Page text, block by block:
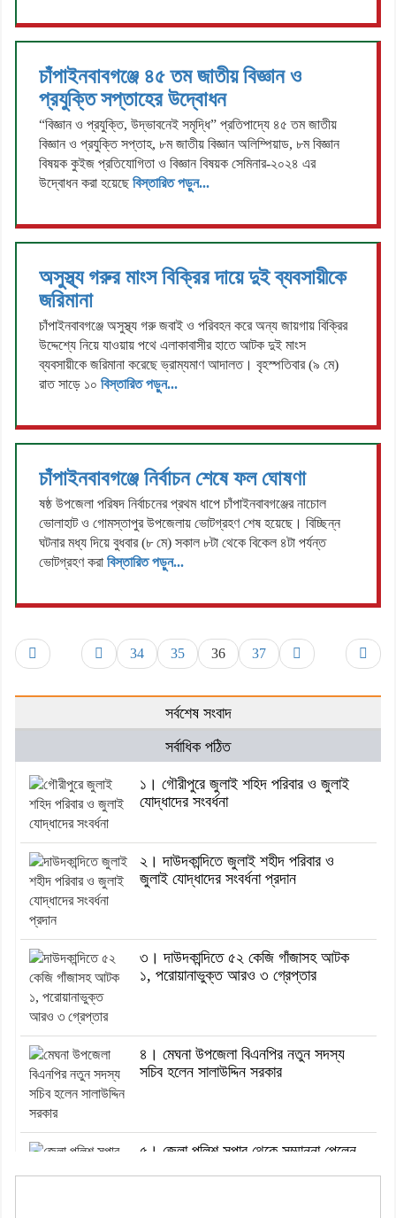
চাঁপাইনবাবগঞ্জে ৪৫ তম জাতীয় বিজ্ঞান ও
প্রযুক্তি সপ্তাহের উদ্বোধন
“বিজ্ঞান ও প্রযুক্তি, উদ্ভাবনেই সমৃদ্ধি” প্রতিপাদ্যে ৪৫ তম জাতীয়
বিজ্ঞান ও প্রযুক্তি সপ্তাহ, ৮ম জাতীয় বিজ্ঞান অলিম্পিয়াড, ৮ম বিজ্ঞান
বিষয়ক কুইজ প্রতিযোগিতা ও বিজ্ঞান বিষয়ক সেমিনার-২০২৪ এর
উদ্বোধন করা হয়েছেবিস্তারিত পড়ুন...
অসুস্থ্য গরুর মাংস বিক্রির দায়ে দুই ব্যবসায়ীকে
জরিমানা
চাঁপাইনবাবগঞ্জে অসুস্থ্য গরু জবাই ও পরিবহন করে অন্য জায়গায় বিক্রির
উদ্দেশ্যে নিয়ে যাওয়ায় পথে এলাকাবাসীর হাতে আটক দুই মাংস
ব্যবসায়ীকে জরিমানা করেছে ভ্রাম্যমাণ আদালত। বৃহস্পতিবার (৯ মে)
রাত সাড়ে ১০ বিস্তারিত পড়ুন...
চাঁপাইনবাবগঞ্জে নির্বাচন শেষে ফল ঘোষণা
ষষ্ঠ উপজেলা পরিষদ নির্বাচনের প্রথম ধাপে চাঁপাইনবাবগঞ্জের নাচোল
ভোলাহাট ও গোমস্তাপুর উপজেলায় ভোটগ্রহণ শেষ হয়েছে। বিচ্ছিন্ন
ঘটনার মধ্য দিয়ে বুধবার (৮ মে) সকাল ৮টা থেকে বিকেল ৪টা পর্যন্ত
ভোটগ্রহণ করা বিস্তারিত পড়ুন...
34 35 36 37
সর্বশেষ সংবাদ
সর্বাধিক পঠিত
১। গৌরীপুরে জুলাই শহিদ পরিবার ও জুলাই
যোদ্ধাদের সংবর্ধনা
২। দাউদকান্দিতে জুলাই শহীদ পরিবার ও
জুলাই যোদ্ধাদের সংবর্ধনা প্রদান
৩। দাউদকান্দিতে ৫২ কেজি গাঁজাসহ আটক
১, পরোয়ানাভুক্ত আরও ৩ গ্রেপ্তার
৪। মেঘনা উপজেলা বিএনপির নতুন সদস্য
সচিব হলেন সালাউদ্দিন সরকার
৫। জেলা পুলিশ সুপার থেকে সম্মাননা পেলেন